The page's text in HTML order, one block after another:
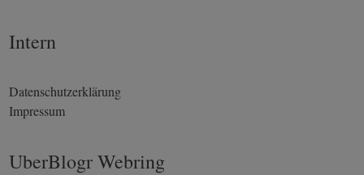
Intern
Datenschutzerklärung
Impressum
UberBlogr Webring